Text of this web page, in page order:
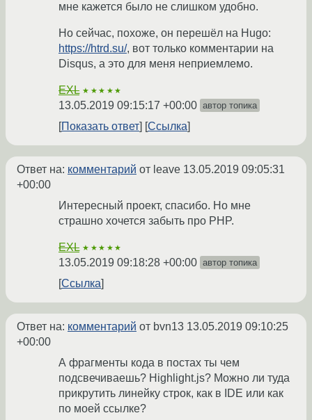
мне кажется было не слишком удобно.
Но сейчас, похоже, он перешёл на Hugo:
https://htrd.su/, вот только комментарии на
Disqus, а это для меня неприемлемо.
EXL ★★★★★
13.05.2019 09:15:17 +00:00 автор топика
Показать ответ Ссылка
Ответ на: комментарий от leave 13.05.2019 09:05:31
+00:00
Интересный проект, спасибо. Но мне
страшно хочется забыть про PHP.
EXL ★★★★★
13.05.2019 09:18:28 +00:00 автор топика
Ссылка
Ответ на: комментарий от bvn13 13.05.2019 09:10:25
+00:00
А фрагменты кода в постах ты чем
подсвечиваешь? Highlight.js? Можно ли туда
прикрутить линейку строк, как в IDE или как
по моей ссылке?